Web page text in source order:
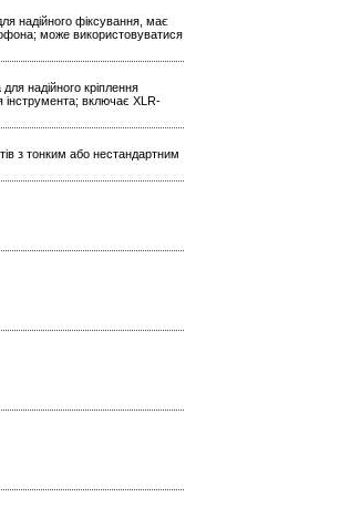
надійного фіксування, має
може використовуватися
надійного кріплення
інструмента; включає XLR-
з тонким або нестандартним